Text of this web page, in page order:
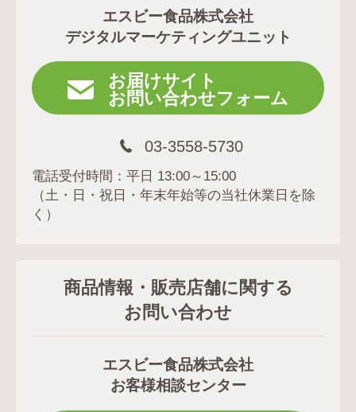
エスビー食品株式会社
デジタルマーケティングユニット
お届けサイト
お問い合わせフォーム
03-3558-5730
電話受付時間：平日 13:00～15:00
（土・日・祝日・年末年始等の当社休業日を除
く）
商品情報・販売店舗に関する
お問い合わせ
エスビー食品株式会社
お客様相談センター